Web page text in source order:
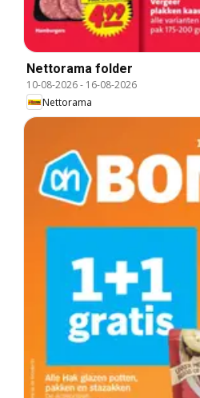
Nettorama folder
10-08-2026- 16-08-2026
Nettorama